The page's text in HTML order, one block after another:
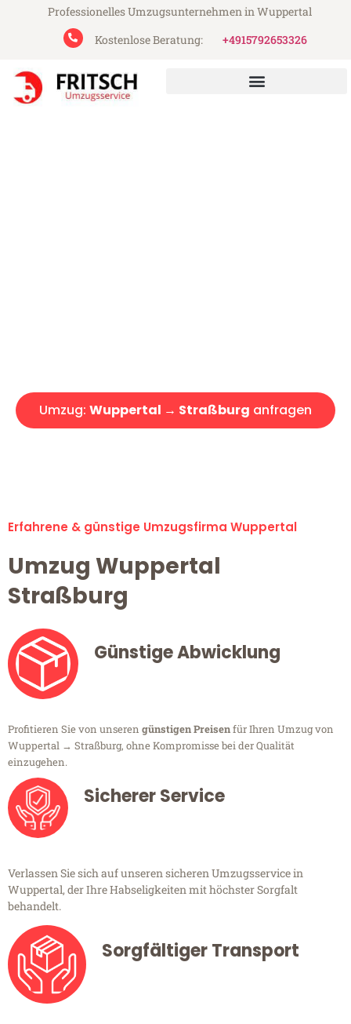
Professionelles Umzugsunternehmen in Wuppertal
Kostenlose Beratung:
+4915792653326
Umzug: Wuppertal → Straßburg anfragen
Erfahrene & günstige Umzugsfirma Wuppertal
Umzug Wuppertal
Straßburg
Günstige Abwicklung
Profitieren Sie von unseren günstigen Preisenfür Ihren Umzug von
Wuppertal → Straßburg, ohne Kompromisse bei der Qualität
einzugehen.
Sicherer Service
Verlassen Sie sich auf unseren sicheren Umzugsservice in
Wuppertal, der Ihre Habseligkeiten mit höchster Sorgfalt
behandelt.
Sorgfältiger Transport